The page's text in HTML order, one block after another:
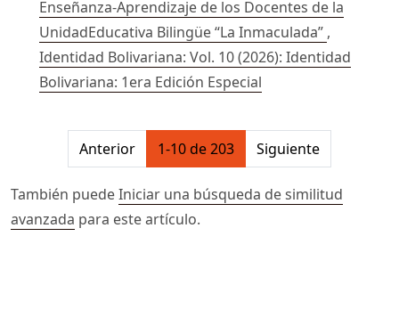
Enseñanza-Aprendizaje de los Docentes de la
UnidadEducativa Bilingüe “La Inmaculada” ,
Identidad Bolivariana: Vol. 10 (2026): Identidad
Bolivariana: 1era Edición Especial
##issue.pagination##
Anterior 1-10 de 203 Siguiente
También puedeIniciar una búsqueda de similitud
avanzada para este artículo.